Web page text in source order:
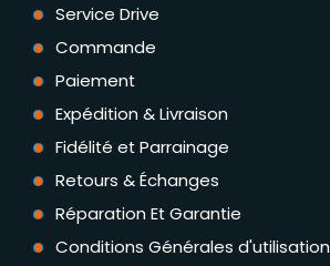
Service Drive
Commande
Paiement
Expédition & Livraison
Fidélité et Parrainage
Retours & Échanges
Réparation Et Garantie
Conditions Générales d'utilisation